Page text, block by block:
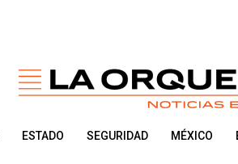
ESTADO SEGURIDAD MÉXICO